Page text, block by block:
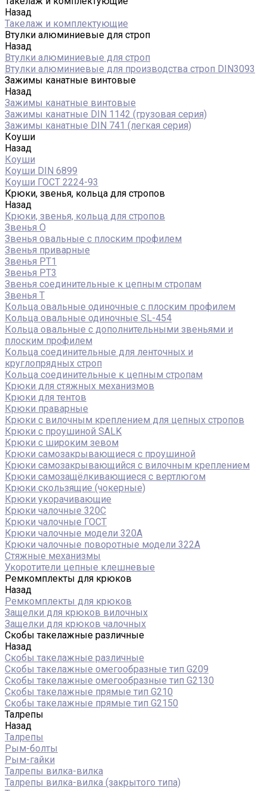
Назад
Такелаж и комплектующие
Втулки алюминиевые для строп
Назад
Втулки алюминиевые для строп
Втулки алюминиевые для производства строп DIN3093
Зажимы канатные винтовые
Назад
Зажимы канатные винтовые
Зажимы канатные DIN 1142 (грузовая серия)
Зажимы канатные DIN 741 (легкая серия)
Коуши
Назад
Коуши
Коуши DIN 6899
Коуши ГОСТ 2224-93
Крюки, звенья, кольца для стропов
Назад
Крюки, звенья, кольца для стропов
Звенья О
Звенья овальные с плоским профилем
Звенья приварные
Звенья РТ1
Звенья РТ3
Звенья соединительные к цепным стропам
Звенья Т
Кольца овальные одиночные c плоским профилем
Кольца овальные одиночные SL-454
Кольца овальные с дополнительными звеньями и
плоским профилем
Кольца соединительные для ленточных и
круглопрядных строп
Кольца соединительные к цепным стропам
Крюки для стяжных механизмов
Крюки для тентов
Крюки праварные
Крюки с вилочным креплением для цепных стропов
Крюки с проушиной SALK
Крюки с широким зевом
Крюки самозакрывающиеся с проушиной
Крюки самозакрывающийся с вилочным креплением
Крюки самозащёлкивающиеся с вертлюгом
Крюки скользящие (чокерные)
Крюки укорачивающие
Крюки чалочные 320C
Крюки чалочные ГОСТ
Крюки чалочные модели 320А
Крюки чалочные поворотные модели 322А
Стяжные механизмы
Укоротители цепные клешневые
Ремкомплекты для крюков
Назад
Ремкомплекты для крюков
Защелки для крюков вилочных
Защелки для крюков чалочных
Скобы такелажные различные
Назад
Скобы такелажные различные
Скобы такелажные омегообразные тип G209
Скобы такелажные омегообразные тип G2130
Скобы такелажные прямые тип G210
Скобы такелажные прямые тип G2150
Талрепы
Назад
Талрепы
Рым-болты
Рым-гайки
Талрепы вилка-вилка
Талрепы вилка-вилка (закрытого типа)